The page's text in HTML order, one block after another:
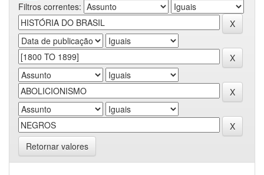
Filtros correntes:
Retornar valores